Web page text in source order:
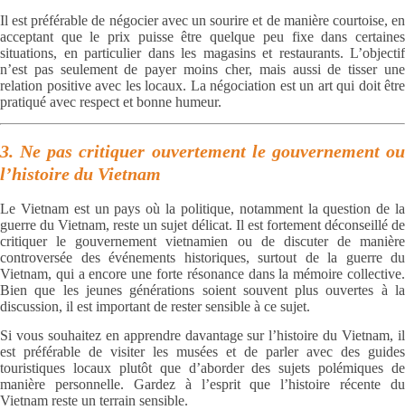
Il est préférable de négocier avec un sourire et de manière courtoise, en
acceptant que le prix puisse être quelque peu fixe dans certaines
situations, en particulier dans les magasins et restaurants. L’objectif
n’est pas seulement de payer moins cher, mais aussi de tisser une
relation positive avec les locaux. La négociation est un art qui doit être
pratiqué avec respect et bonne humeur.
3. Ne pas critiquer ouvertement le gouvernement ou
l’histoire du Vietnam
Le Vietnam est un pays où la politique, notamment la question de la
guerre du Vietnam, reste un sujet délicat. Il est fortement déconseillé de
critiquer le gouvernement vietnamien ou de discuter de manière
controversée des événements historiques, surtout de la guerre du
Vietnam, qui a encore une forte résonance dans la mémoire collective.
Bien que les jeunes générations soient souvent plus ouvertes à la
discussion, il est important de rester sensible à ce sujet.
Si vous souhaitez en apprendre davantage sur l’histoire du Vietnam, il
est préférable de visiter les musées et de parler avec des guides
touristiques locaux plutôt que d’aborder des sujets polémiques de
manière personnelle. Gardez à l’esprit que l’histoire récente du
Vietnam reste un terrain sensible.